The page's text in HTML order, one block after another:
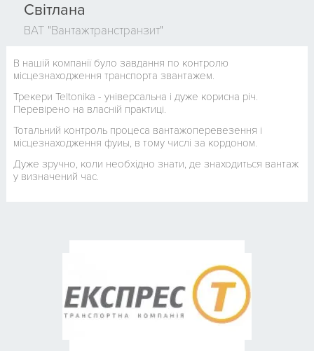
Світлана
ВАТ "Вантажтранстранзит"
В нашій компанії було завдання по контролю
місцезнаходження транспорта звантажем.
Трекери Teltonika - універсальна і дуже корисна річ.
Перевірено на власній практиці.
Тотальний контроль процеса вантажоперевезення і
місцезнаходження фуиы, в тому числі за кордоном.
Дуже зручно, коли необхідно знати, де знаходиться вантаж
у визначений час.